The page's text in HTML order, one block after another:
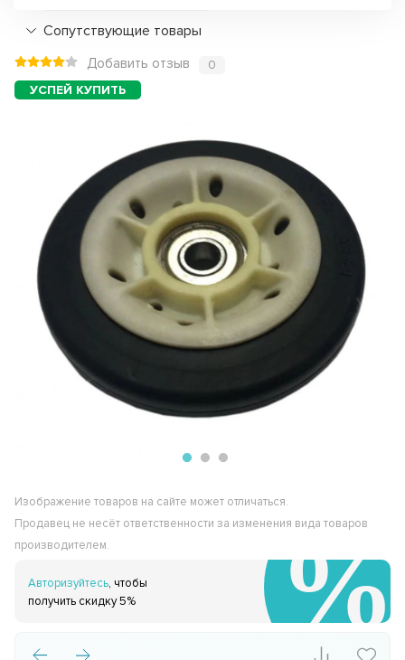
Сопутствующие товары
Добавить отзыв 0
Изображение товаров на сайте может отличаться.
Продавец не несёт ответственности за изменения вида товаров
производителем.
Авторизуйтесь, чтобы
получить скидку 5%